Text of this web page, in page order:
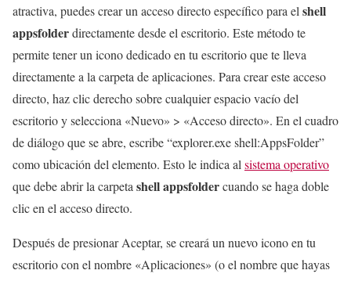
atractiva, puedes crear un acceso directo específico para el shell
appsfolderdirectamente desde el escritorio. Este método te
permite tener un icono dedicado en tu escritorio que te lleva
directamente a la carpeta de aplicaciones. Para crear este acceso
directo, haz clic derecho sobre cualquier espacio vacío del
escritorio y selecciona «Nuevo» > «Acceso directo». En el cuadro
de diálogo que se abre, escribe “explorer.exe shell:AppsFolder”
como ubicación del elemento. Esto le indica al sistema operativo
que debe abrir la carpeta shell appsfoldercuando se haga doble
clic en el acceso directo.
Después de presionar Aceptar, se creará un nuevo icono en tu
escritorio con el nombre «Aplicaciones» (o el nombre que hayas